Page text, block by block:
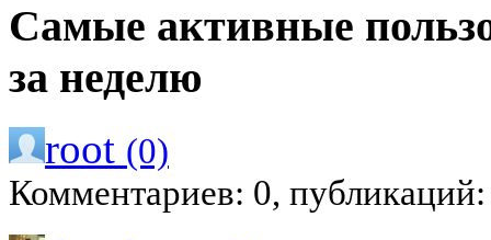
Самые активные
за неделю
root (0)
Комментариев: 0,